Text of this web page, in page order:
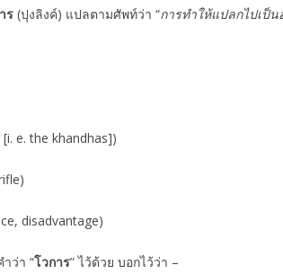
ร (ปุงลิงค์) แปลตามศัพท์ว่า “การทำให้แปลกไปเป็น
e. the khandhas])
disadvantage)
ว่า “โวการ” ไว้ด้วย บอกไว้ว่า –